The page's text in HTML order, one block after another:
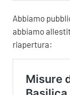
Abbiamo
abbiamo
riapertura: